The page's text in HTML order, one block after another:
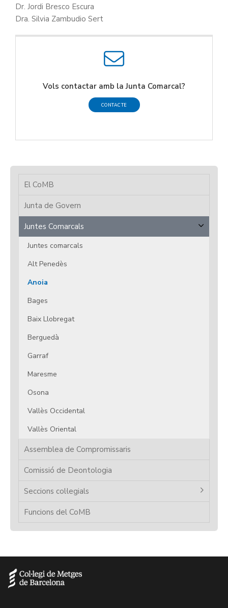
Dr. Jordi Bresco Escura
Dra. Silvia Zambudio Sert
Vols contactar amb la Junta Comarcal?
CONTACTE
El CoMB
Junta de Govern
Juntes Comarcals
Juntes comarcals
Alt Penedès
Anoia
Bages
Baix Llobregat
Berguedà
Garraf
Maresme
Osona
Vallès Occidental
Vallès Oriental
Assemblea de Compromissaris
Comissió de Deontologia
Seccions col·legials
Funcions del CoMB